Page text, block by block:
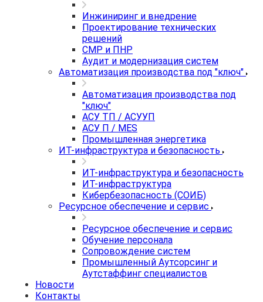
Инжиниринг и внедрение
Проектирование технических
решений
СМР и ПНР
Аудит и модернизация систем
Автоматизация производства под "ключ"
Автоматизация производства под
"ключ"
АСУ ТП / АСУУП
АСУ П / MES
Промышленная энергетика
ИТ-инфраструктура и безопасность
ИТ-инфраструктура и безопасность
ИТ-инфраструктура
Кибербезопасность (СОИБ)
Ресурсное обеспечение и сервис
Ресурсное обеспечение и сервис
Обучение персонала
Сопровождение систем
Промышленный Аутсорсинг и
Аутстаффинг специалистов
Новости
Контакты